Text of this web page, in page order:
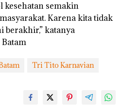
kesehatan semakin
Karena kita tidak
berakhir,” katanya
Tri Tito Karnavian